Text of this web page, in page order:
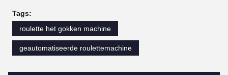
Tags:
roulette het gokken machine
geautomatiseerde roulettemachine